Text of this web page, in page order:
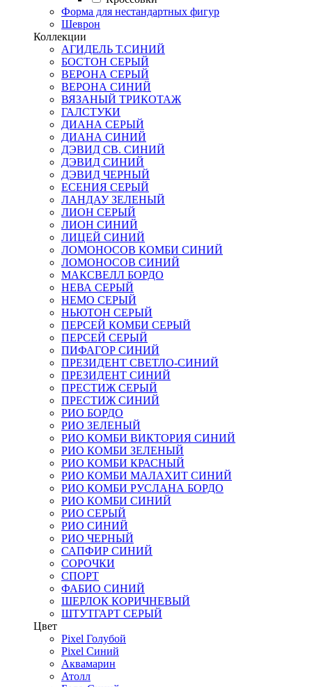
Форма для нестандартных фигур
Шеврон
Коллекции
АГИДЕЛЬ Т.СИНИЙ
БОСТОН СЕРЫЙ
ВЕРОНА СЕРЫЙ
ВЕРОНА СИНИЙ
ВЯЗАНЫЙ ТРИКОТАЖ
ГАЛСТУКИ
ДИАНА СЕРЫЙ
ДИАНА СИНИЙ
ДЭВИД СВ. СИНИЙ
ДЭВИД СИНИЙ
ДЭВИД ЧЕРНЫЙ
ЕСЕНИЯ СЕРЫЙ
ЛАНДАУ ЗЕЛЕНЫЙ
ЛИОН СЕРЫЙ
ЛИОН СИНИЙ
ЛИЦЕЙ СИНИЙ
ЛОМОНОСОВ КОМБИ СИНИЙ
ЛОМОНОСОВ СИНИЙ
МАКСВЕЛЛ БОРДО
НЕВА СЕРЫЙ
НЕМО СЕРЫЙ
НЬЮТОН СЕРЫЙ
ПЕРСЕЙ КОМБИ СЕРЫЙ
ПЕРСЕЙ СЕРЫЙ
ПИФАГОР СИНИЙ
ПРЕЗИДЕНТ СВЕТЛО-СИНИЙ
ПРЕЗИДЕНТ СИНИЙ
ПРЕСТИЖ СЕРЫЙ
ПРЕСТИЖ СИНИЙ
РИО БОРДО
РИО ЗЕЛЕНЫЙ
РИО КОМБИ ВИКТОРИЯ СИНИЙ
РИО КОМБИ ЗЕЛЕНЫЙ
РИО КОМБИ КРАСНЫЙ
РИО КОМБИ МАЛАХИТ СИНИЙ
РИО КОМБИ РУСЛАНА БОРДО
РИО КОМБИ СИНИЙ
РИО СЕРЫЙ
РИО СИНИЙ
РИО ЧЕРНЫЙ
САПФИР СИНИЙ
СОРОЧКИ
СПОРТ
ФАБИО СИНИЙ
ШЕРЛОК КОРИЧНЕВЫЙ
ШТУТГАРТ СЕРЫЙ
Цвет
Pixel Голубой
Pixel Синий
Аквамарин
Атолл